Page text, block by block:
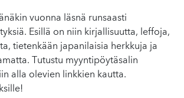
vuonna läsnä runsaasti
Esillä on niin kirjallisuutta, leffoja,
tietenkään japanilaisia herkkuja ja
Tutustu myyntipöytäsalin
alla olevien linkkien kautta.